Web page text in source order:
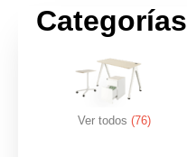
Categorías
Ver todos (76)